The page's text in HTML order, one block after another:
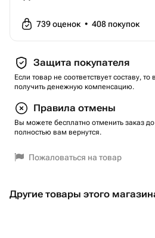
739оценок • 408 покупок
Защита покупателя
Если товар не соответствует составу,
получить денежную компенсацию.
Правила отмены
Вы можете бесплатно отменить заказ
полностью вам вернутся.
Пожаловаться на товар
Другие товары этого